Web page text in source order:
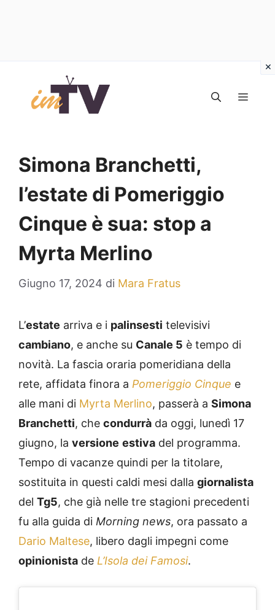
contenuto
Simona Branchetti,
l’estate di Pomeriggio
Cinque è sua: stop a
Myrta Merlino
Giugno 17, 2024 di Mara Fratus
L’estate arriva e i palinsesti televisivi
cambiano, e anche su Canale 5 è tempo di
novità. La fascia oraria pomeridiana della
rete, affidata finora a Pomeriggio Cinque e
alle mani di Myrta Merlino, passerà a Simona
Branchetti, che condurrà da oggi, lunedì 17
giugno, la versione estiva del programma.
Tempo di vacanze quindi per la titolare,
sostituita in questi caldi mesi dalla giornalista
del Tg5, che già nelle tre stagioni precedenti
fu alla guida di Morning news, ora passato a
Dario Maltese, libero dagli impegni come
opinionista de L’Isola dei Famosi.